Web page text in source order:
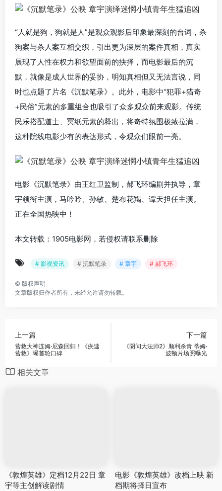
“人就是狗，狗就是人”是观众观影后印象最深刻的台词，杀
狗案与杀人案互相交织，引出更为深层的案件真相，真实
展现了人性在权力和欲望面前的抉择，而电影最后的沉
默，就像是成人世界的妥协，明知真相但又无法言说，同
时也点题了片名《沉默笔录》。此外，电影中“犯罪+猎奇
+民俗”元素的多重组合也吸引了众多观众前来观影。传统
民乐搭配道士、冥纸元素的释出，将奇特氛围极致拉满，
这种院线电影少有的表达形式，令观众们眼前一亮。
电影《沉默笔录》由王红卫监制，郝飞环编剧并执导，章
宇领衔主演，马吟吟、孙敏、楚布花羯、谭天担任主演。
正在全国热映中！
本文转载：1905电影网，若侵权请联系删除
# 影视资讯 # 沉默笔录 # 章宇 # 郝飞环
© 版权声明
文章版权归作者所有，未经允许请勿转载。
上一篇
营救大神连姆·尼森回归！《疾速
营救》曝首轮口碑
下一篇
《阴间大法师2》顺利杀青 蒂姆·
波顿片场照曝光
相关文章
《敦煌英雄》定档12月22日 章
宇等主创解读剧情
电影《敦煌英雄》改档上映 新
档期将择日宣布